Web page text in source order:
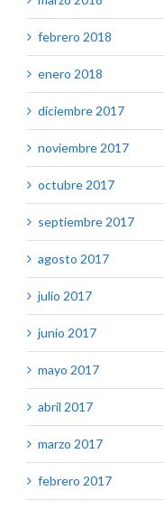
febrero 2018
enero 2018
diciembre 2017
noviembre 2017
octubre 2017
septiembre 2017
agosto 2017
julio 2017
junio 2017
mayo 2017
abril 2017
marzo 2017
febrero 2017